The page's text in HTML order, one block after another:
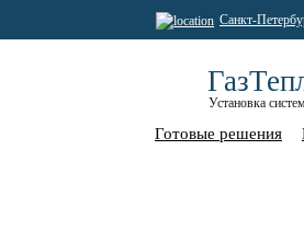
Санкт-
Установка
Готовые решения